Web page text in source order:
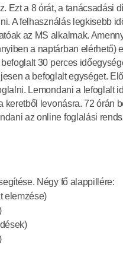
Ezt a 8 órát, a tanácsadási
A felhasználás legkisebb
az MS alkalmak.
a naptárban elérhető)
30 perces
a befoglalt egységet.
Lemondani a lefoglalt
keretből levonásra. 72 órán
az online foglalási
Négy fő alappillére:
elemzése)